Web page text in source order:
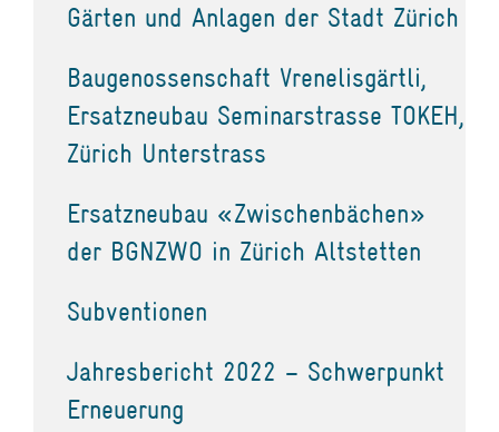
Gärten und Anlagen der Stadt Zürich
Baugenossenschaft Vrenelisgärtli,
Ersatzneubau Seminarstrasse TOKEH,
Zürich Unterstrass
Ersatzneubau «Zwischenbächen»
der BGNZWO in Zürich Altstetten
Subventionen
Jahresbericht 2022 – Schwerpunkt
Erneuerung